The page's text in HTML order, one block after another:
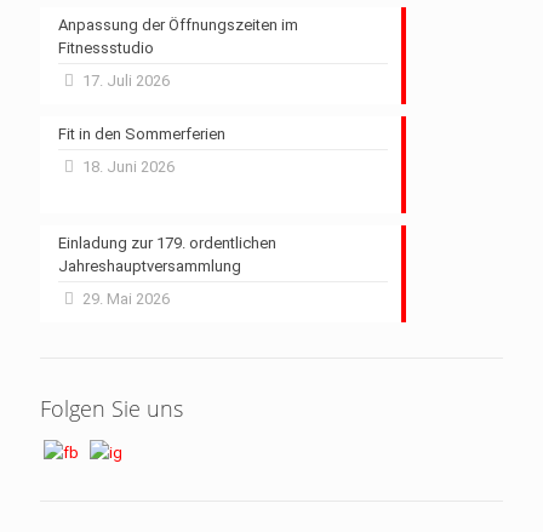
Anpassung der Öffnungszeiten im
Fitnessstudio
17. Juli 2026
Fit in den Sommerferien
18. Juni 2026
Einladung zur 179. ordentlichen
Jahreshauptversammlung
29. Mai 2026
Folgen Sie uns